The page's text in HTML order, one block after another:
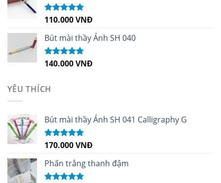
Được xếp
sao
110.000VNĐ
Bút mài thầy Ánh SH 040
Được xếp
140.000VNĐ
YÊU THÍCH
Bút mài thầy Ánh SH 041 Calligraphy G
Được xếp
sao
170.000VNĐ
Phấn trắng thanh đậm